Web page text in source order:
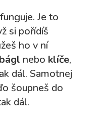
Je to
si pořídíš
ho v ní
bágl nebo klíče,
dál. Samotnej
šoupneš do
dál.